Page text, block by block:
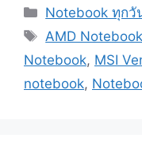
Categories
Notebook ทุกวั
Tags
AMD Notebook
Notebook, MSI
notebook,